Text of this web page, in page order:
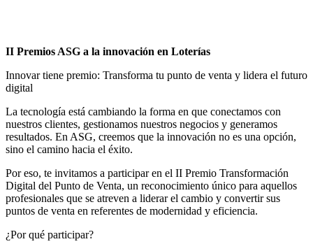
II Premios ASG a la innovación en Loterías
Innovar tiene premio: Transforma tu punto de venta y lidera el futuro
digital
La tecnología está cambiando la forma en que conectamos con
nuestros clientes, gestionamos nuestros negocios y generamos
resultados. En ASG, creemos que la innovación no es una opción,
sino el camino hacia el éxito.
Por eso, te invitamos a participar en el II Premio Transformación
Digital del Punto de Venta, un reconocimiento único para aquellos
profesionales que se atreven a liderar el cambio y convertir sus
puntos de venta en referentes de modernidad y eficiencia.
¿Por qué participar?